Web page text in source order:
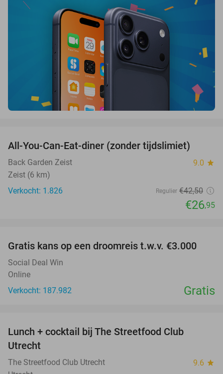
All-You-Can-Eat-diner (zonder tijdslimiet)
Back Garden Zeist 9.0 star
Zeist (6 km)
Verkocht: 1.826
Regulier €42,50
€26,95
Gratis kans op een droomreis t.w.v. €3.000
Social Deal Win
Online
Verkocht: 187.982
Gratis
Lunch + cocktail bij The Streetfood Club
Utrecht
The Streetfood Club Utrecht 9.6 star